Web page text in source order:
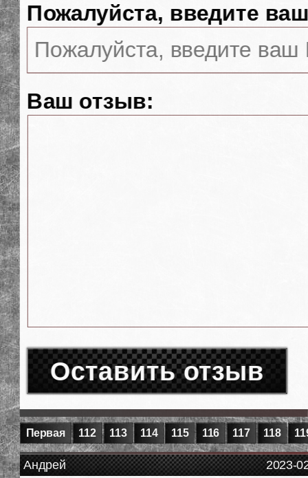
Пожалуйста, введите
Ваш отзыв:
Оставить отзыв
Первая 112 113 114 115 116 117 118
2023-
Андрей